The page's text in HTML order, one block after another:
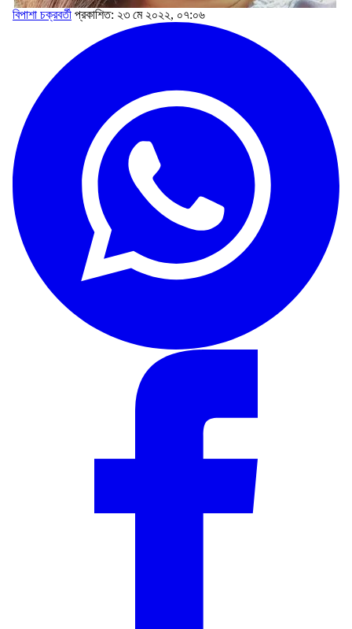
বিপাশা চক্রবর্তী প্রকাশিত: ২৩ মে ২০২২, ০৭:০৬